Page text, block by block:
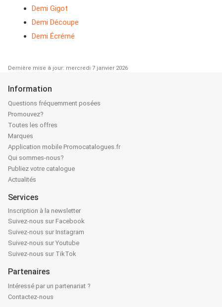
Demi Gigot
Demi Découpe
Demi Écrémé
Dernière mise à jour: mercredi 7 janvier 2026
Information
Questions fréquemment posées
Promouvez?
Toutes les offres
Marques
Application mobile Promocatalogues.fr
Qui sommes-nous?
Publiez votre catalogue
Actualités
Services
Inscription à la newsletter
Suivez-nous sur Facebook
Suivez-nous sur Instagram
Suivez-nous sur Youtube
Suivez-nous sur TikTok
Partenaires
Intéressé par un partenariat ?
Contactez-nous